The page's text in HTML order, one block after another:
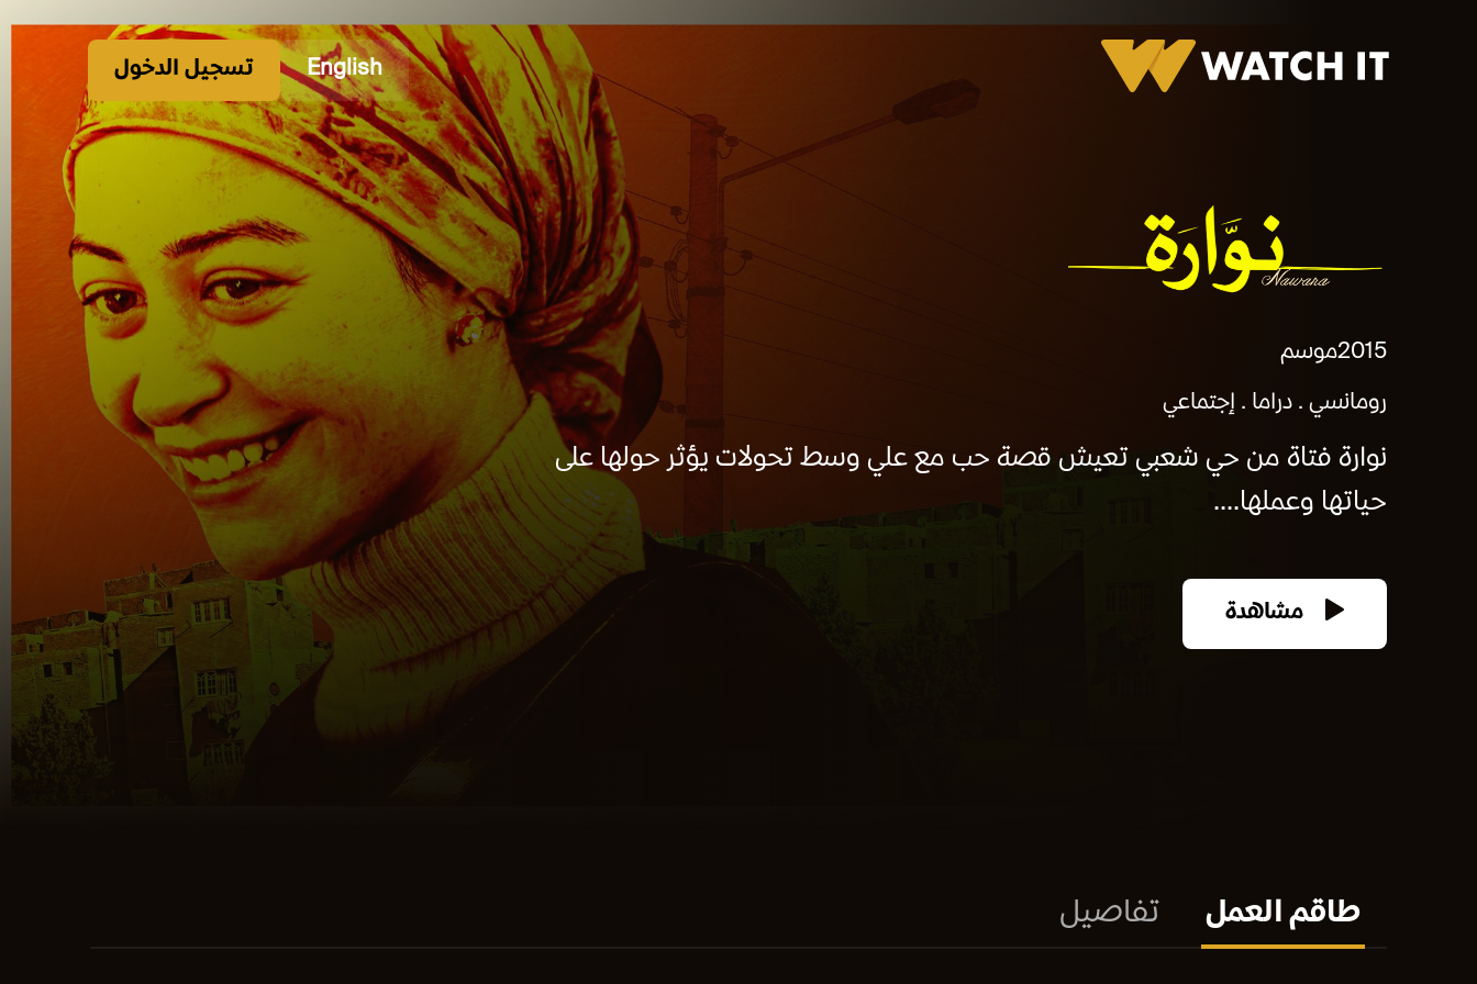
English تسجيل الدخول
2015موسم
رومانسي دراما إجتماعي
نوارة فتاة من حي شعبي تعيش قصة حب مع علي وسط تحولات يؤثر حولها على
حياتها وعملها....
مشاهدة
طاقم العمل تفاصيل